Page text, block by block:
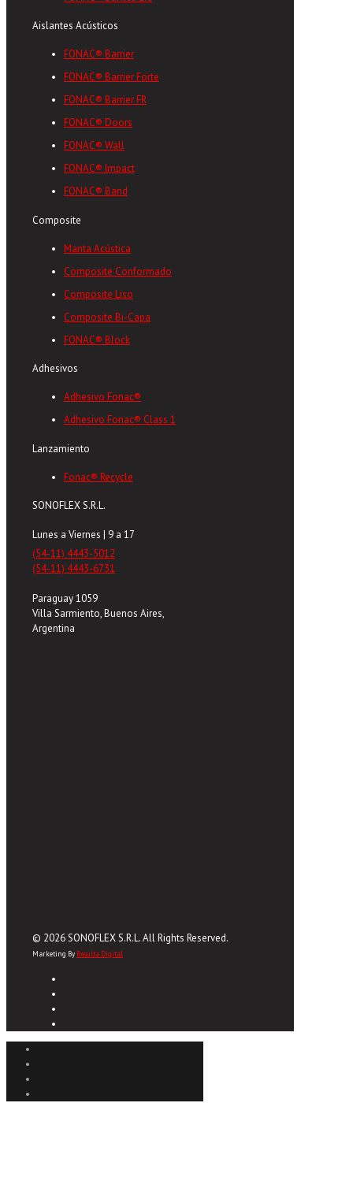
Aislantes Acústicos
FONAC® Barrier
FONAC® Barrier Forte
FONAC® Barrier FR
FONAC® Doors
FONAC® Wall
FONAC® Impact
FONAC® Band
Composite
Manta Acústica
Composite Conformado
Composite Liso
Composite Bi-Capa
FONAC® Block
Adhesivos
Adhesivo Fonac®
Adhesivo Fonac® Class 1
Lanzamiento
Fonac® Recycle
SONOFLEX S.R.L.
Lunes a Viernes | 9 a 17
(54-11) 4443-5012
(54-11) 4443-6731
Paraguay 1059
Villa Sarmiento, Buenos Aires,
Argentina
© 2026 SONOFLEX S.R.L. All Rights Reserved.
Marketing By Resulta Digital